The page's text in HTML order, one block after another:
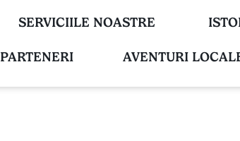
SERVICIILE NOASTRE
PARTENERI AVENTURI